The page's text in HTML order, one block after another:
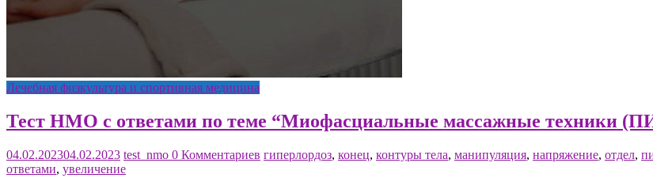
Лечебная физкультура и спортивная медицина
Тест НМО с ответами по теме “Миофасциальные массажные техники
04.02.202304.02.2023 test_nmo 0 Комментариев гиперлордоз, конец, контуры тела, манипуляция, напряжение, отдел,
ответами, увеличение